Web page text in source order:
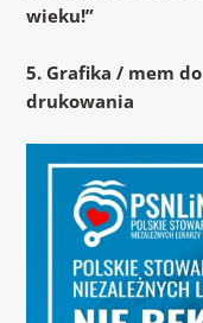
wieku!”
5. Grafika / mem
drukowania